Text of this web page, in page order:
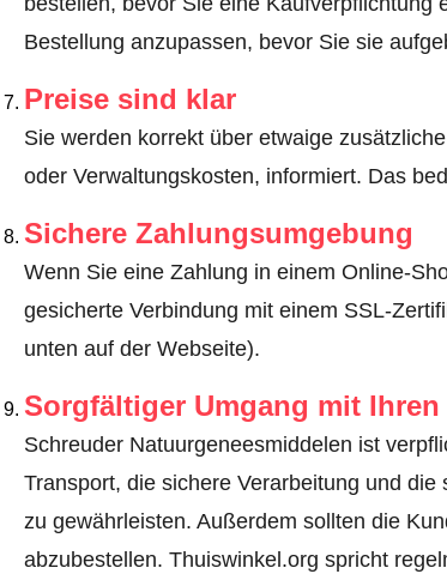
Bestellung anzupassen, bevor Sie sie
Preise sind klar
Sie werden korrekt über etwaige
oder Verwaltungskosten, informiert. Das
Sichere Zahlungsumgebung
Wenn Sie eine Zahlung in einem Online-
gesicherte Verbindung mit einem SSL-
unten auf der Webseite).
Sorgfältiger Umgang mit
Schreuder Natuurgeneesmiddelen ist
Transport, die sichere Verarbeitung und
zu gewährleisten. Außerdem sollten die
abzubestellen. Thuiswinkel.org spricht